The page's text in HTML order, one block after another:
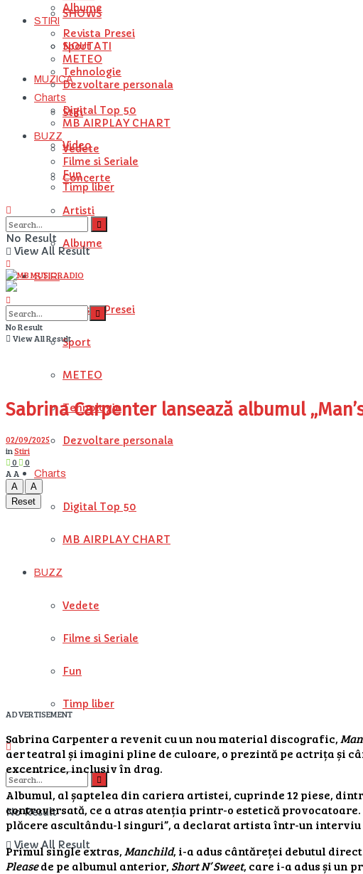
SHOWS
NOUTATI
MUZICA
Stiri
Video
Concerte
Artisti
Albume
STIRI
Revista Presei
Sport
METEO
Tehnologie
Dezvoltare personala
Charts
Digital Top 50
MB AIRPLAY CHART
BUZZ
Vedete
Filme si Seriale
Fun
Timp liber
No Result
View All Result
Albume
STIRI
Revista Presei
Sport
METEO
Tehnologie
Dezvoltare personala
Charts
Digital Top 50
MB AIRPLAY CHART
BUZZ
Vedete
Filme si Seriale
Fun
Timp liber
No Result
View All Result
No Result
View All Result
Sabrina Carpenter lansează albumul
02/09/2025
inStiri
0
0
A A
A
A
Reset
ADVERTISEMENT
Sabrina Carpenter a revenit cu un nou material discografic,
aer teatral și imagini pline de culoare, o prezintă pe actrița și
excentrice, inclusiv în drag.
Albumul, al șaptelea din cariera artistei, cuprinde 12 piese,
controversată, ce a atras atenția printr-o estetică provocatoare.
plăcere ascultându-l singuri”, a declarat artista într-un interviu
Primul single extras,Manchild, i-a adus cântăreței debutul
Pleasede pe albumul anterior, Short N’ Sweet, care i-a adus și un